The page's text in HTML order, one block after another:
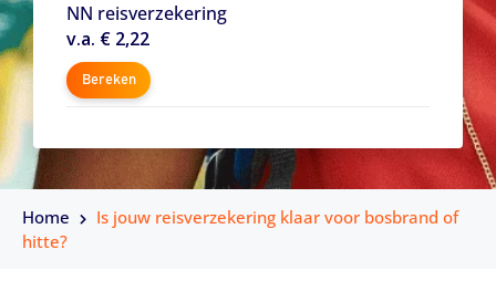
NN reisverzekering
v.a. € 2,22
Bereken
Home
Is jouw reisverzekering klaar voor bosbrand of
hitte?